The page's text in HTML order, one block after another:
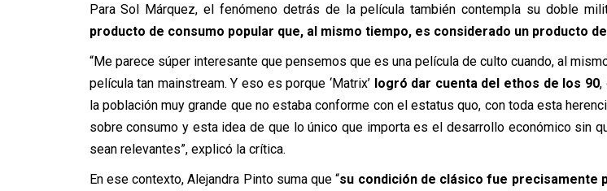
Para Sol Márquez, el fenómeno detrás de la película también contempla su doble
producto de consumo popular que, al mismo tiempo, es considerado un producto
“Me parece súper interesante que pensemos que es una película de culto cuando, al
película tan mainstream. Y eso es porque ‘Matrix’ logró dar cuenta del ethos de los 90,
la población muy grande que no estaba conforme con el estatus quo, con toda esta
sobre consumo y esta idea de que lo único que importa es el desarrollo económico sin
sean relevantes”, explicó la crítica.
En ese contexto, Alejandra Pinto suma que “su condición de clásico fue precisamente